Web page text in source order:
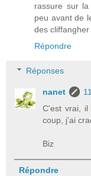
rassure sur
peu avant de
des
Répondre
Réponses
nanet
C'est vrai,
coup, j'ai
Biz
Répondre